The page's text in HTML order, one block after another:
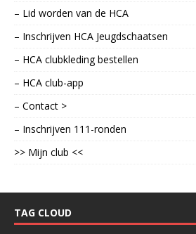
– Lid worden van de HCA
– Inschrijven HCA Jeugdschaatsen
– HCA clubkleding bestellen
– HCA club-app
– Contact >
– Inschrijven 111-ronden
>> Mijn club <<
TAG CLOUD